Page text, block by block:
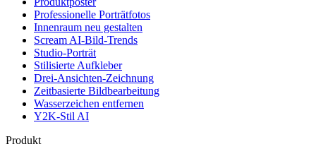
Professionelle Porträtfotos
Innenraum neu gestalten
Scream AI-Bild-Trends
Studio-Porträt
Stilisierte Aufkleber
Drei-Ansichten-Zeichnung
Zeitbasierte Bildbearbeitung
Wasserzeichen entfernen
Y2K-Stil AI
Produkt